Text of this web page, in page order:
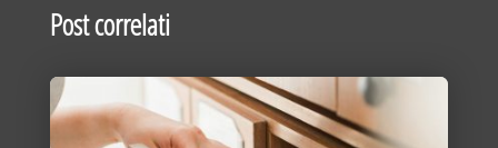
Post correlati